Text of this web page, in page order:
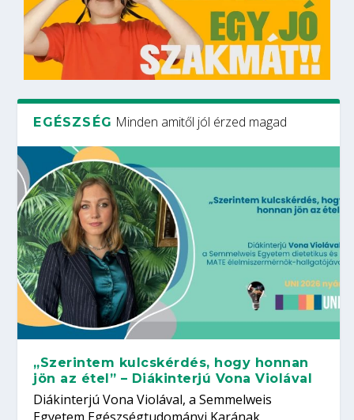
EGÉSZSÉG Minden amitől jól érzed magad
„Szerintem kulcskérdés, hogy honnan
jön az étel” – Diákinterjú Vona Violával
Diákinterjú Vona Violával, a Semmelweis